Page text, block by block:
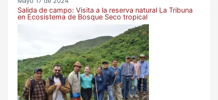
Salida de campo: Visita a la reserva natural La Tribuna
en Ecosistema de Bosque Seco tropical